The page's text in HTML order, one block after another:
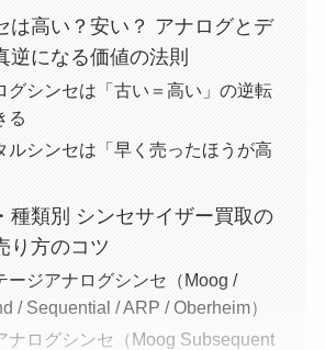
は高い？安い？ アナログとデ
逆になる価値の法則
グシンセは「古い＝高い」の逆転
る
ルシンセは「早く売ったほうが高
種類別 シンセサイザー買取の
り方のコツ
ージアナログシンセ（Moog /
/ Sequential / ARP / Oberheim）
ナログシンセ（Moog Subsequent